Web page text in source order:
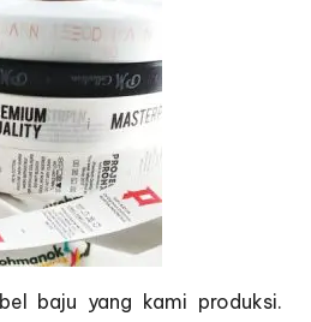
baju yang kami produksi.